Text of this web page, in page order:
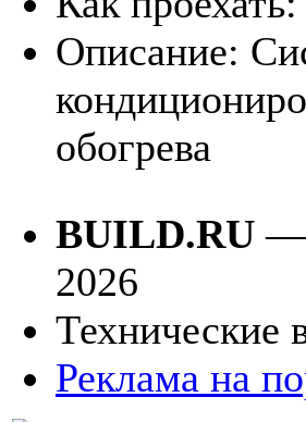
Описание:
обогрева
BUILD.RU —
2026
Технические
Реклама на